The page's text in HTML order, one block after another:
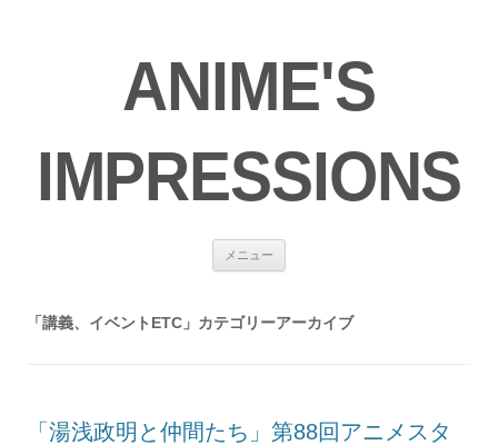
ANIME'S
IMPRESSIONS
メニュー
へ
「 講義、イベントETC 」カテゴリーアーカイブ
「湯浅政明と仲間たち」第88回アニメスタ